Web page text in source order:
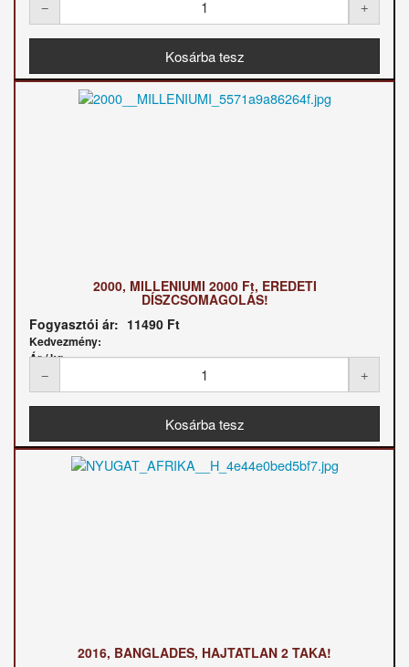
2000, MILLENIUMI 2000 Ft, EREDETI
DÍSZCSOMAGOLÁS!
Fogyasztói ár: 11490 Ft
Kedvezmény:
Ár / kg:
2016, BANGLADES, HAJTATLAN 2 TAKA!